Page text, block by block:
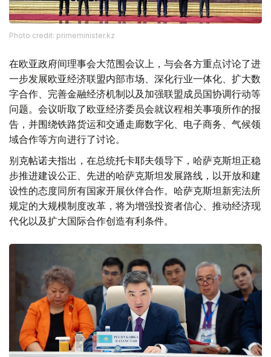
Photo credit: primeminister.kz
在欧亚政府间理事会大范围会议上，与会各方重点讨论了进
一步发展欧亚经济联盟内部市场、深化行业一体化、扩大数
字合作、完善金融经济机制以及加强联盟成员国协调行动等
问题。会议听取了欧亚经济委员会就议程相关事项所作的报
告，并围绕铁路货运和交通走廊数字化、电子商务、气候领
域合作等方向进行了讨论。
别克帖诺夫指出，在总统托卡耶夫领导下，哈萨克斯坦正稳
步推进建设公正、先进的哈萨克斯坦发展路线，以开放和建
设性的态度同所有国家开展伙伴合作。哈萨克斯坦新宪法所
规定的大规模制度改革，将为增强投资者信心、推动经济现
代化以及扩大国际合作创造有利条件。